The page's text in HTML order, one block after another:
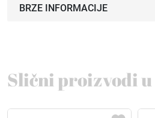
BRZE INFORMACIJE
Slični proizvodi